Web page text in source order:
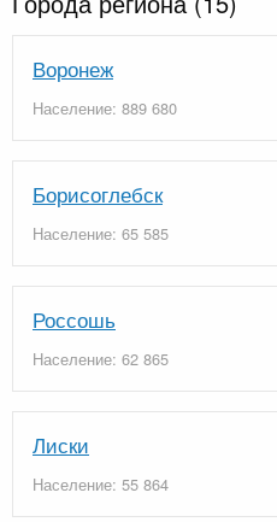
Воронеж
Население: 889 680
Борисоглебск
Население: 65 585
Россошь
Население: 62 865
Лиски
Население: 55 864